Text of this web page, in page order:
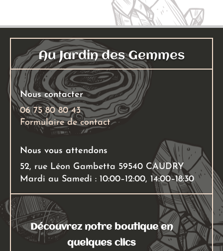
Les
options
Au Jardin des Gemmes
Nous contacter
06 75 80 80 43
Formulaire de contact
Nous vous attendons
52, rue Léon Gambetta 59540 CAUDRY
Mardi au Samedi : 10:00–12:00, 14:00–18:30
Découvrez notre boutique en
quelques clics